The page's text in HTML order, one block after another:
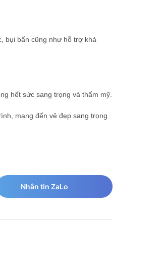
bụi bẩn cũng như hỗ trợ khả
hết sức sang trọng và thẩm mỹ.
mang đến vẻ đẹp sang trọng
Nhắn tin ZaLo